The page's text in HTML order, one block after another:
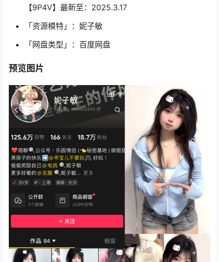
【9P4V】最新至：2025.3.17
「资源模特」：妮子敏
「网盘类型」：百度网盘
预览图片